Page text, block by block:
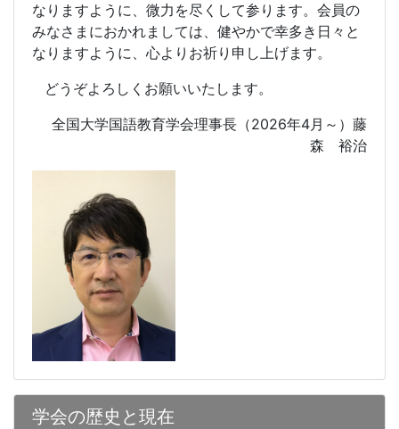
なりますように、微力を尽くして参ります。会員の
みなさまにおかれましては、健やかで幸多き日々と
なりますように、心よりお祈り申し上げます。
どうぞよろしくお願いいたします。
全国大学国語教育学会理事長（2026年4月～）藤
森 裕治
学会の歴史と現在